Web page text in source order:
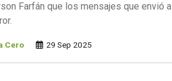
Farfán que los mensajes que envió a
Cero 29 Sep 2025